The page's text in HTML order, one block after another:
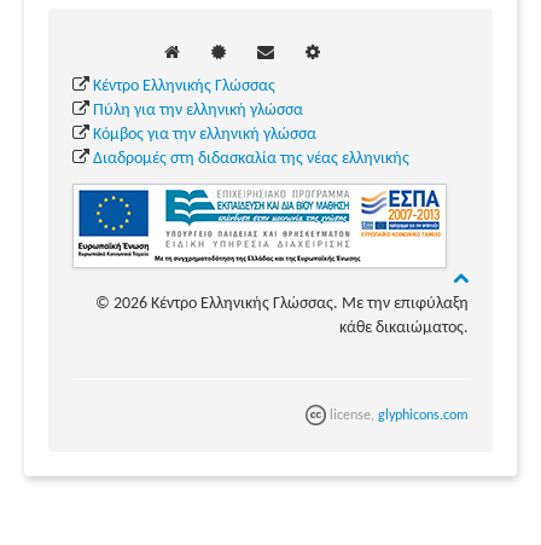
Κέντρο Ελληνικής Γλώσσας
Πύλη για την ελληνική γλώσσα
Κόμβος για την ελληνική γλώσσα
Διαδρομές στη διδασκαλία της νέας ελληνικής
© 2026 Κέντρο Ελληνικής Γλώσσας. Με την επιφύλαξη
κάθε δικαιώματος.
license, glyphicons.com